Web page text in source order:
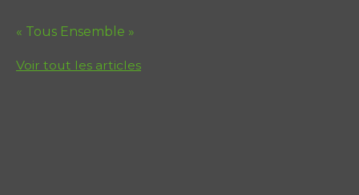
« Tous Ensemble »
Voir tout les articles